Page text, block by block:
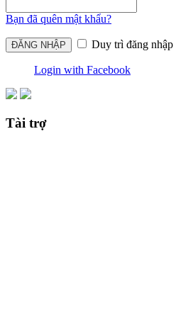
Bạn đã quên mật khẩu?
Duy trì đăng nhập
Login with Facebook
Tài trợ